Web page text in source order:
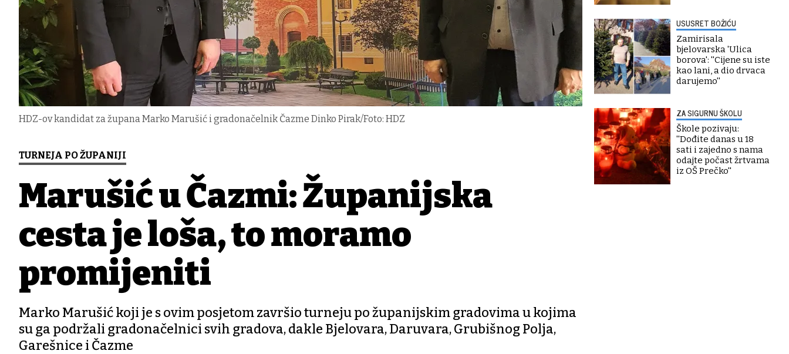
HDZ-ov kandidat za župana Marko Marušić i gradonačelnik Čazme Dinko Pirak/Foto: HDZ
TURNEJA PO ŽUPANIJI
Marušić u Čazmi: Županijska
cesta je loša, to moramo
promijeniti
Marko Marušić koji je s ovim posjetom završio turneju po županijskim gradovima u kojima
su ga podržali gradonačelnici svih gradova, dakle Bjelovara, Daruvara, Grubišnog Polja,
Garešnice i Čazme
USUSRET BOŽIĆU
Zamirisala
bjelovarska 'Ulica
borova': ''Cijene su iste
kao lani, a dio drvaca
darujemo''
ZA SIGURNU ŠKOLU
Škole pozivaju:
''Dođite danas u 18
sati i zajedno s nama
odajte počast žrtvama
iz OŠ Prečko''